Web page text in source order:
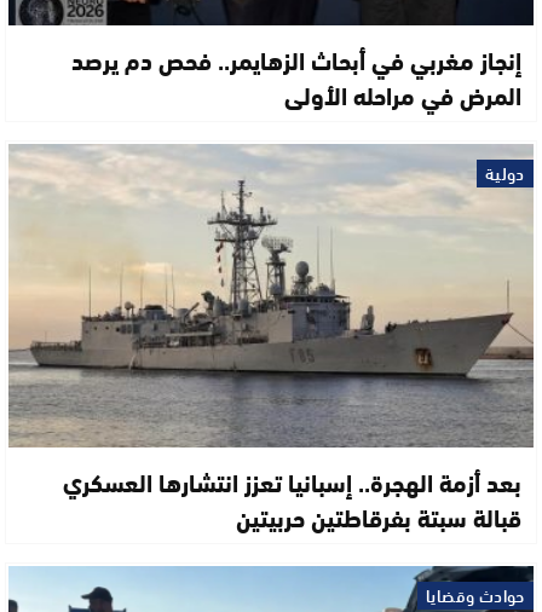
إنجاز مغربي في أبحاث الزهايمر.. فحص دم يرصد
المرض في مراحله الأولى
دولية
بعد أزمة الهجرة.. إسبانيا تعزز انتشارها العسكري
قبالة سبتة بفرقاطتين حربيتين
حوادث وقضايا